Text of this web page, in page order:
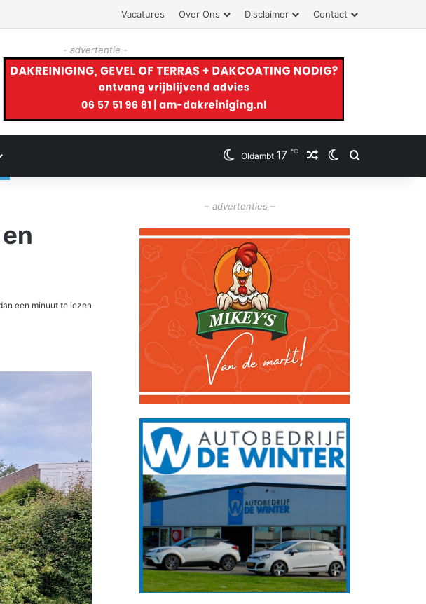
Vacatures Over Ons Disclaimer Contact
- advertentie -
Oldambt 17 ℃ Willekeurig artikel
Switch skin
Zoeken
een minuut te lezen
– advertenties –